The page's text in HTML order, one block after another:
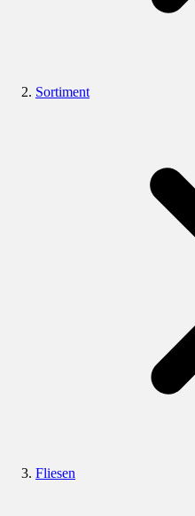
Sortiment
Fliesen